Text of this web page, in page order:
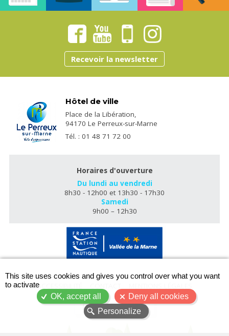
Recevoir la newsletter
Hôtel de ville
Place de la Libération,
94170 Le Perreux-sur-Marne
Tél. : 01 48 71 72 00
Horaires d'ouverture
Du lundi au vendredi
8h30 - 12h00 et 13h30 - 17h30
Samedi
9h00 – 12h30
ACCESSIBILITÉ
PLAN DU SITE
This site uses cookies and gives you control over what you want
to activate
OK, accept all
Deny all cookies
Personalize